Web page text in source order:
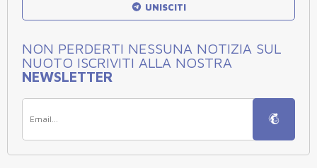
UNISCITI
NON PERDERTI NESSUNA NOTIZIA SUL
NUOTO ISCRIVITI ALLA NOSTRA
NEWSLETTER